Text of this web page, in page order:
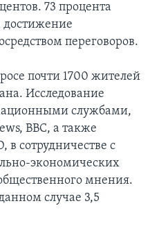
73 процента
переговоров.
почти 1700 жителей
Исследование
службами,
BBC, а также
в сотрудничестве с
экономических
мнения.
случае 3,5